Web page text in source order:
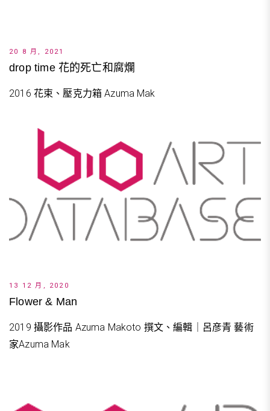
20 8 月, 2021
drop time 花的死亡和腐爛
2016 花束、壓克力箱 Azuma Mak
13 12 月, 2020
Flower & Man
2019 攝影作品 Azuma Makoto 撰文、編輯｜呂彦青 藝術
家Azuma Mak